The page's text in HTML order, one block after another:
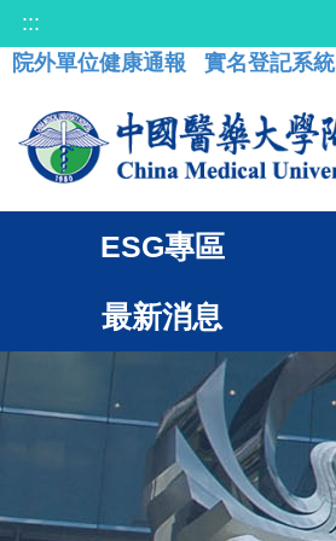
:::
院外單位健康通報
實名登記系統
ESG專區
最新消息